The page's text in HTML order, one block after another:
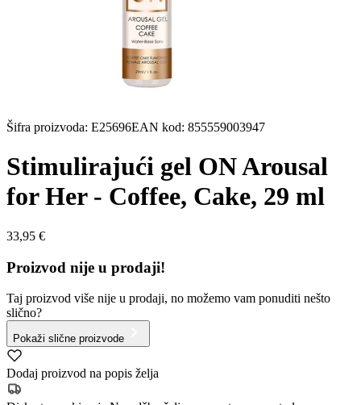
Šifra proizvoda: E25696EAN kod: 855559003947
Stimulirajući gel ON Arousal
for Her - Coffee, Cake, 29 ml
33,95 €
Proizvod nije u prodaji!
Taj proizvod više nije u prodaji, no možemo vam ponuditi nešto
slično?
Pokaži slične proizvode
Dodaj proizvod na popis želja